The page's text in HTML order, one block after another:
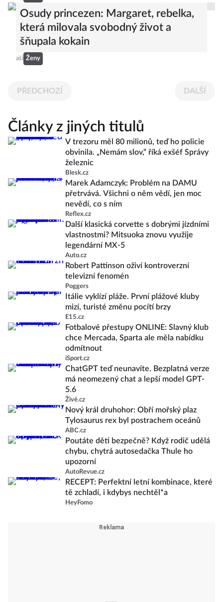
Osudy princezen: Margaret, rebelka,
která milovala svobodný život a
šňupala kokain
aši Ženy
PŘEDCHOZÍ DALŠÍ
Články z jiných titulů
V trezoru měl 80 milionů, teď ho policie
obvinila. „Nemám slov,“ říká exšéf Správy
železnic
Blesk.cz
Marek Adamczyk: Problém na DAMU
přetrvává. Všichni o něm vědí, jen moc
nevědí, co s ním
Reflex.cz
Další klasická corvette s dobrými jízdními
vlastnostmi? Mitsuoka znovu využije
legendární MX-5
Auto.cz
Robert Pattinson oživí kontroverzní
televizní fenomén
Poggers
Itálie vyklízí pláže. První plážové kluby
mizí, turisté změnu pocítí brzy
E15.cz
Fotbalové přestupy ONLINE: Slavný klub
chce Mercada, Sparta ale měla nabídku
odmítnout
iSport.cz
ChatGPT teď neunavíte. Bezplatná verze
má neomezený chat a lepší model GPT-
5.6
Živě.cz
Nový král druhohor: Obří mořský plaz
Tylosaurus rex byl postrachem oceánů
ABC.cz
Poutáte děti bezpečně? Když rodič udělá
chybu, chytrá autosedačka Thule ho
upozorní
AutoRevue.cz
RECEPT: Perfektní letní kombinace, které
tě zchladí, i kdybys nechtěl*a
HeyFomo